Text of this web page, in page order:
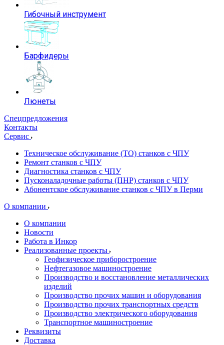
Гибочный инструмент
Барфидеры
Люнеты
Спецпредложения
Контакты
Сервис
Техническое обслуживание (ТО) станков с ЧПУ
Ремонт станков с ЧПУ
Диагностика станков с ЧПУ
Пусконаладочные работы (ПНР) станков с ЧПУ
Абонентское обслуживание станков с ЧПУ в Перми
О компании
О компании
Новости
Работа в Инкор
Реализованные проекты
Геофизическое приборостроение
Нефтегазовое машиностроение
Производство и восстановление металлических
изделий
Производство прочих машин и оборудования
Производство прочих транспортных средств
Производство электрического оборудования
Транспортное машиностроение
Реквизиты
Доставка